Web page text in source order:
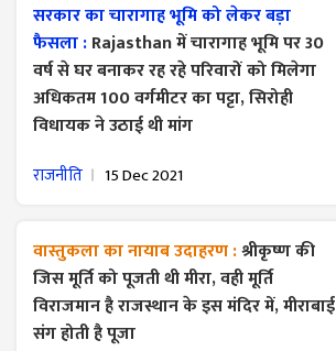
सरकार का चारागाह भूमि को लेकर बड़ा
फैसला :Rajasthan में चारागाह भूमि पर 30
वर्ष से घर बनाकर रह रहे परिवारों को मिलेगा
अधिकतम 100 वर्गमीटर का पट्टा, सिरोही
विधायक ने उठाई थी मांग
राजनीति 15 Dec 2021
वास्तुकला का नायाब उदाहरण :श्रीकृष्ण की
जिस मूर्ति को पूजती थी मीरा, वही मूर्ति
विराजमान है राजस्थान के इस मंदिर में, मीराबाई
संग होती है पूजा